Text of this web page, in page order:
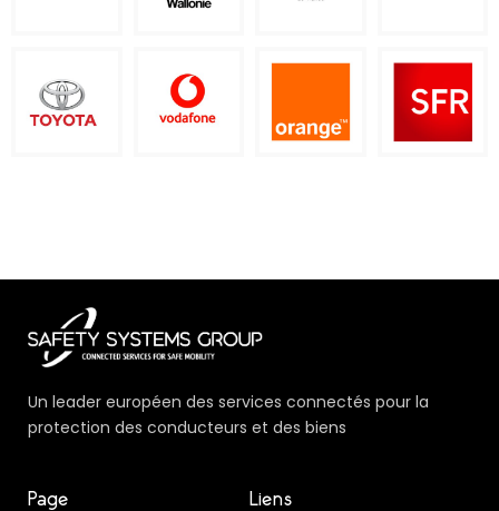
Un leader européen des services connectés pour la
protection des conducteurs et des biens
Page Liens